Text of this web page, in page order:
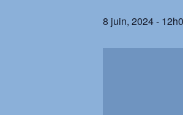
8 juin, 2024 -